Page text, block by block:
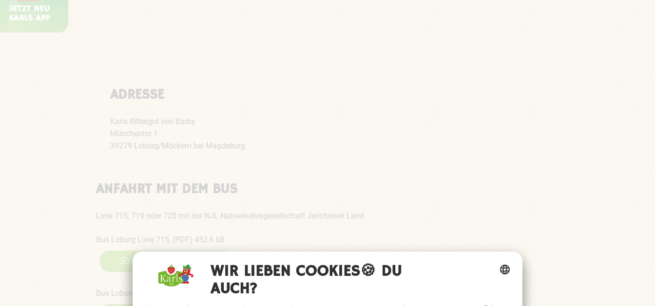
ADRESSE
Karls Rittergut von Barby
Münchentor 1
39279 Loburg/Möckern bei Magdeburg
ANFAHRT MIT DEM BUS
Linie 715, 719 oder 720 mit der NJL Nahverkehrsgesellschaft Jerichower Land
Bus Loburg Linie 715, (PDF) 452.6 kB
Bus Loburg Linie 719, (PDF) 370.4 kB
JETZT NEU
KARLS APP